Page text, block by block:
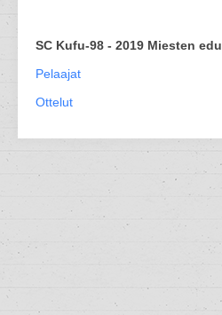
SC Kufu-98 - 2019 Miesten
Pelaajat
Ottelut